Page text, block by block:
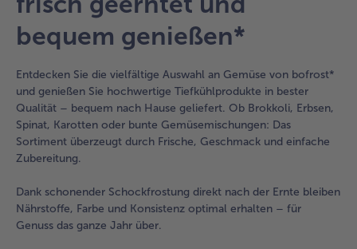
befinden
22
in
der
Liste.
bequem genießen*
Entdecken Sie die vielfältige Auswahl an Gemüse von bofrost*
und genießen Sie hochwertige Tiefkühlprodukte in bester
Qualität – bequem nach Hause geliefert. Ob Brokkoli, Erbsen,
Spinat, Karotten oder bunte Gemüsemischungen: Das
Sortiment überzeugt durch Frische, Geschmack und einfache
Zubereitung.
Dank schonender Schockfrostung direkt nach der Ernte bleiben
Nährstoffe, Farbe und Konsistenz optimal erhalten – für
Genuss das ganze Jahr über.